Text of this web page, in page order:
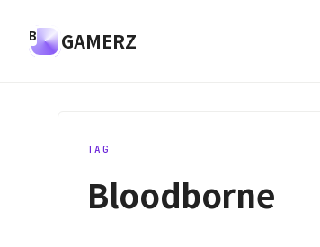
GAMERZ
TAG
Bloodborne